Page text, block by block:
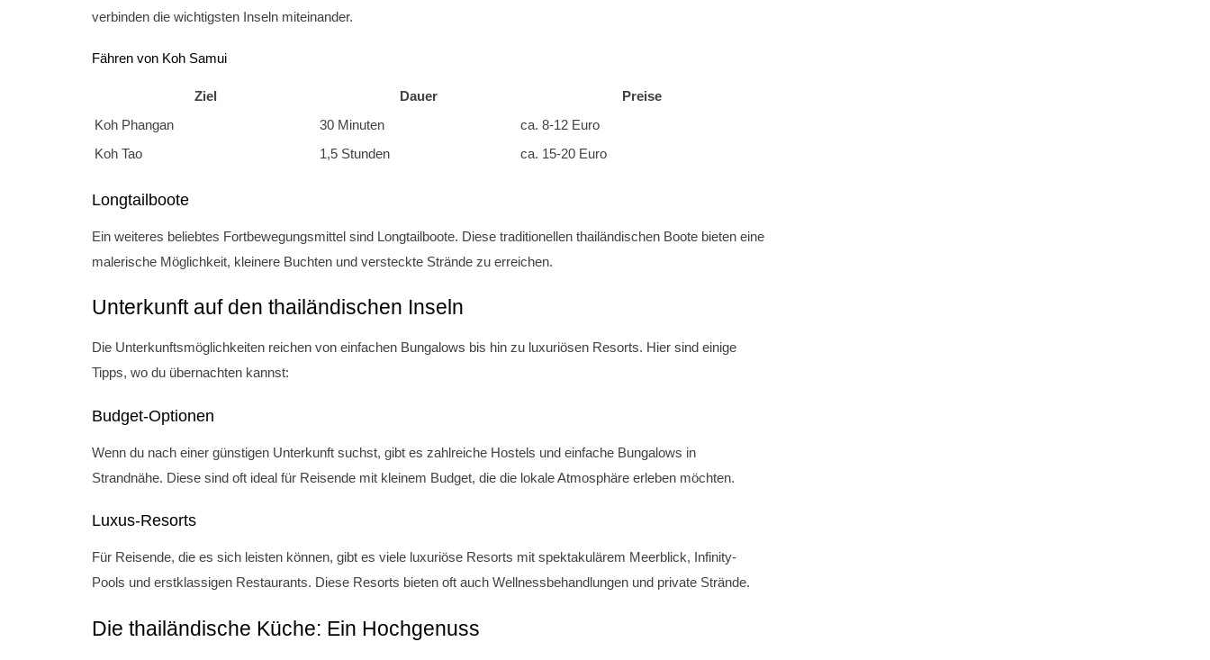
verbinden die wichtigsten Inseln miteinander.
Fähren von Koh Samui
Ziel Dauer
Preise
Koh Phangan
30 Minuten
ca. 8-12 Euro
Koh Tao
1,5 Stunden ca. 15-20 Euro
Longtailboote
Ein weiteres beliebtes Fortbewegungsmittel sind Longtailboote. Diese traditionellen thailändischen Boote bieten eine
malerische Möglichkeit, kleinere Buchten und versteckte Strände zu erreichen.
Unterkunft auf den thailändischen Inseln
Die Unterkunftsmöglichkeiten reichen von einfachen Bungalows bis hin zu luxuriösen Resorts. Hier sind einige
Tipps, wo du übernachten kannst:
Budget-Optionen
Wenn du nach einer günstigen Unterkunft suchst, gibt es zahlreiche Hostels und einfache Bungalows in
Strandnähe. Diese sind oft ideal für Reisende mit kleinem Budget, die die lokale Atmosphäre erleben möchten.
Luxus-Resorts
Für Reisende, die es sich leisten können, gibt es viele luxuriöse Resorts mit spektakulärem Meerblick, Infinity-
Pools und erstklassigen Restaurants. Diese Resorts bieten oft auch Wellnessbehandlungen und private Strände.
Die thailändische Küche: Ein Hochgenuss